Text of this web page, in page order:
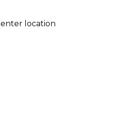
enter location